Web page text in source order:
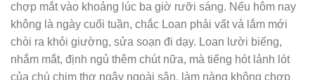
chợp mắt vào khoảng lúc ba giờ rưỡi sáng. Nếu hôm nay
không là ngày cuối tuần, chắc Loan phải vất vả lắm mới
chòi ra khỏi giường, sửa soạn đi dạy. Loan lười biếng,
nhắm mắt, định ngủ thêm chút nữa, mà tiếng hót lảnh lót
của chú chim thơ ngây ngoài sân, làm nàng không chợp